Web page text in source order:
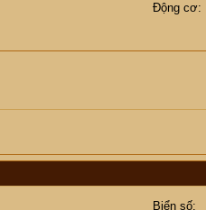
Động cơ
Biển số